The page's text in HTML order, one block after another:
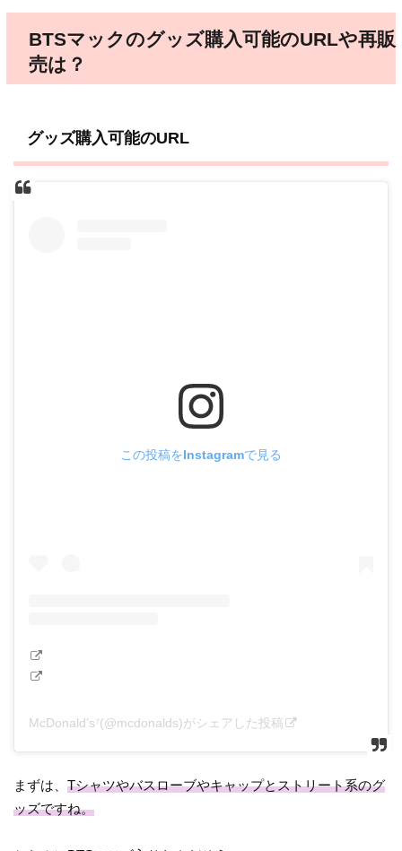
BTSマックのグッズ購入可能のURLや再販
売は？
グッズ購入可能のURL
この投稿をInstagramで見る
McDonald’s⁷(@mcdonalds)がシェアした投稿
まずは、Tシャツやバスローブやキャップとストリート系のグ
ッズですね。